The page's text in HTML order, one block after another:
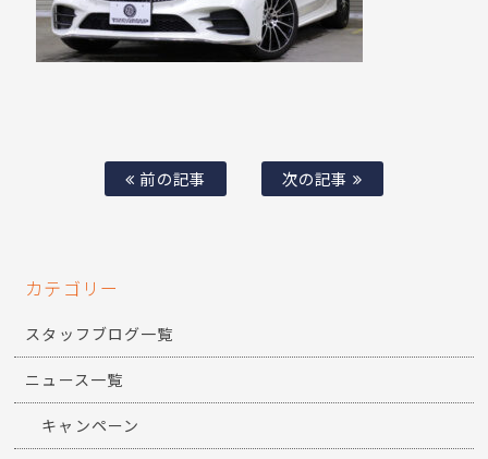
前の記事 次の記事
カテゴリー
スタッフブログ一覧
ニュース一覧
キャンペーン